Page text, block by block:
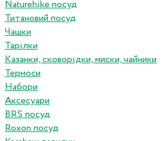
Naturehike посуд
Титановий посуд
Чашки
Тарілки
Казанки, сковорідки, миски, чайники
Термоси
Набори
Аксесуари
BRS посуд
Roxon посуд